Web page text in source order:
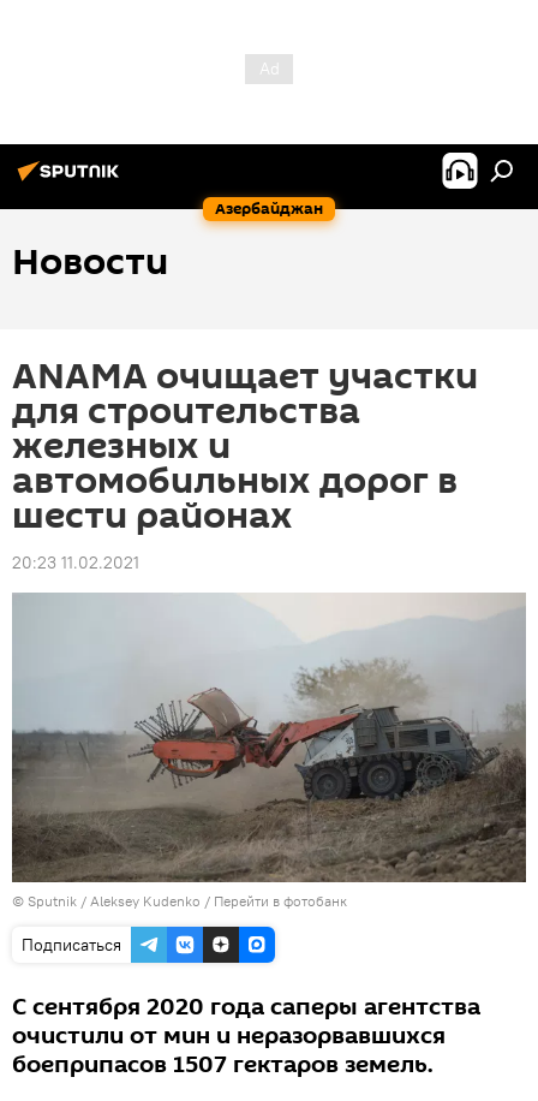
Азербайджан
Новости
ANAMA очищает участки
для строительства
железных и
автомобильных дорог в
шести районах
20:23 11.02.2021
© Sputnik / Aleksey Kudenko / Перейти в фотобанк
Подписаться
С сентября 2020 года саперы агентства
очистили от мин и неразорвавшихся
боеприпасов 1507 гектаров земель.